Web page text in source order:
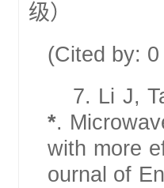
级）
(Cited by:
7. Li J,
*.
with more
ournal of